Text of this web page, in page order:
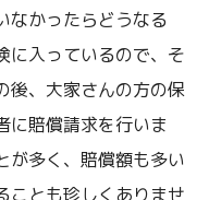
なかったらどうなる
に入っているので、そ
後、大家さんの方の保
に賠償請求を行いま
が多く、賠償額も多い
ことも珍しくありませ